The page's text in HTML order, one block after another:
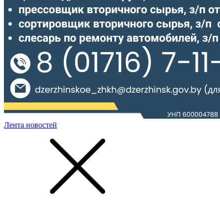
Лента новостей